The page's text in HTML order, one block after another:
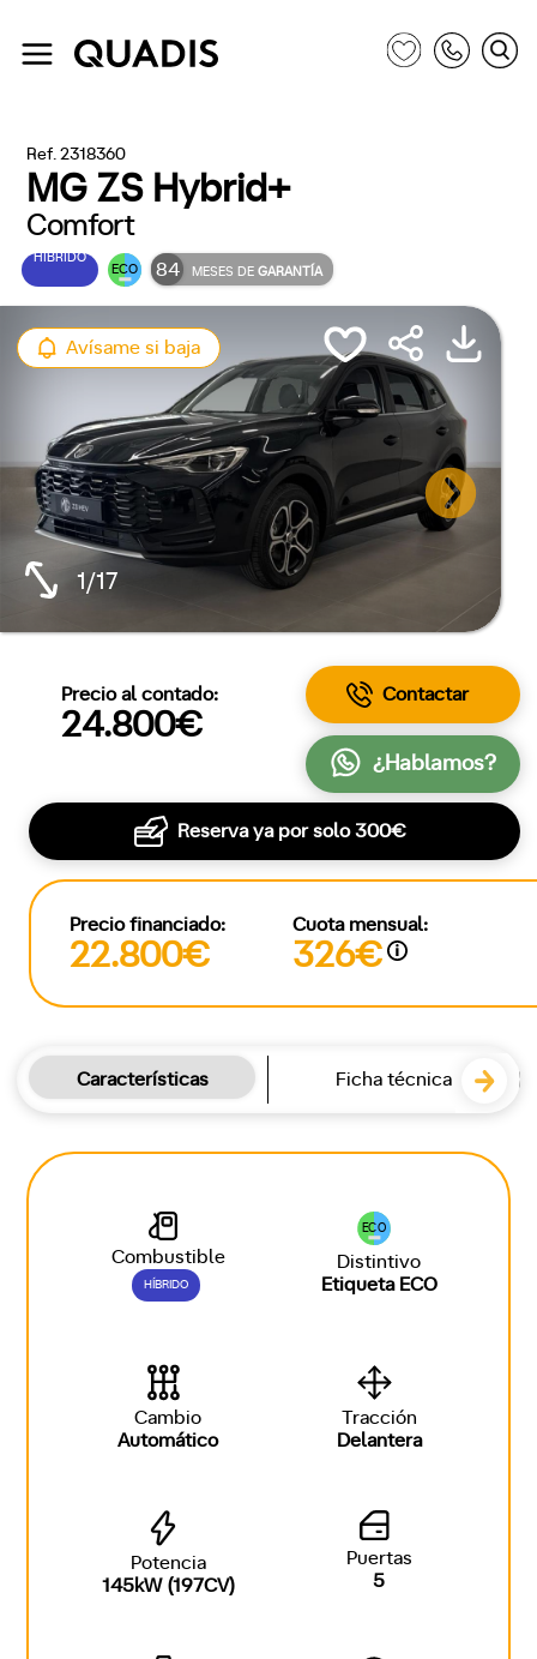
Ref. 2318360
MG ZS Hybrid+
Comfort
HÍBRIDO
ECO 84 MESES DEGARANTÍA
Avísame si baja
1/17
Precio al contado:
24.800€
Contactar
¿Hablamos?
Reserva ya por solo300€
Precio financiado:
22.800€
Cuota mensual:
326€
Características Ficha técnica
Combustible
HÍBRIDO
ECO
Distintivo
Etiqueta ECO
Cambio
Automático
Tracción
Delantera
Potencia
145kW (197CV)
Puertas
5